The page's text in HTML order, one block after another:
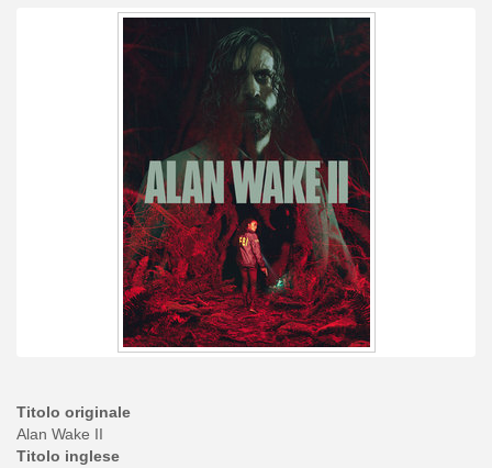
Titolo originale
Alan Wake II
Titolo inglese